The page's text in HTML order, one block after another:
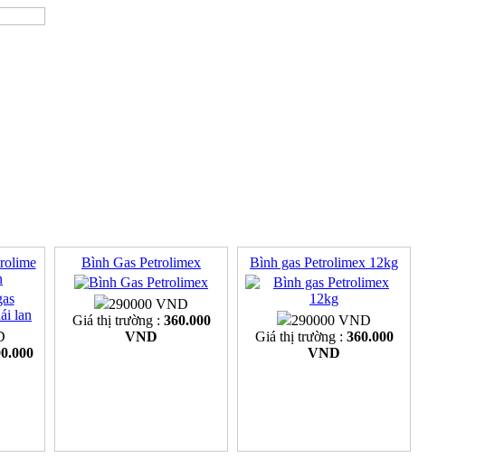
Bình Gas Petrolimex
290000 VND
Giá thị trường : 360.000
VND
Bình gas Petrolimex 12kg
290000 VND
Giá thị trường : 360.000
VND